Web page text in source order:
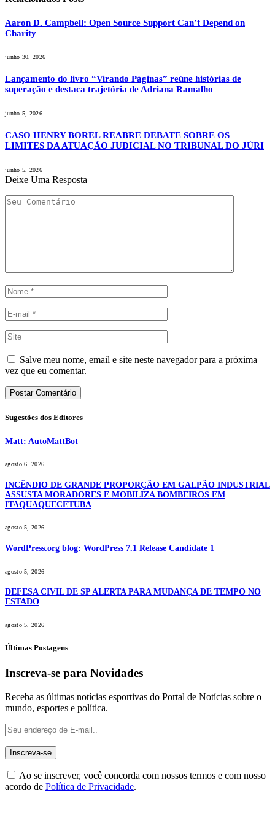
Aaron D. Campbell: Open Source Support Can’t Depend on
Charity
junho 30, 2026
Lançamento do livro “Virando Páginas” reúne histórias de
superação e destaca trajetória de Adriana Ramalho
junho 5, 2026
CASO HENRY BOREL REABRE DEBATE SOBRE OS
LIMITES DA ATUAÇÃO JUDICIAL NO TRIBUNAL DO JÚRI
junho 5, 2026
Deixe Uma Resposta
Salve meu nome, email e site neste navegador para a próxima
vez que eu comentar.
Sugestões dos Editores
Matt: AutoMattBot
agosto 6, 2026
INCÊNDIO DE GRANDE PROPORÇÃO EM GALPÃO INDUSTRIAL
ASSUSTA MORADORES E MOBILIZA BOMBEIROS EM
ITAQUAQUECETUBA
agosto 5, 2026
WordPress.org blog: WordPress 7.1 Release Candidate 1
agosto 5, 2026
DEFESA CIVIL DE SP ALERTA PARA MUDANÇA DE TEMPO NO
ESTADO
agosto 5, 2026
Últimas Postagens
Inscreva-se para Novidades
Receba as últimas notícias esportivas do Portal de Notícias sobre o
mundo, esportes e política.
Ao se inscrever, você concorda com nossos termos e com nosso
acordo de Política de Privacidade.